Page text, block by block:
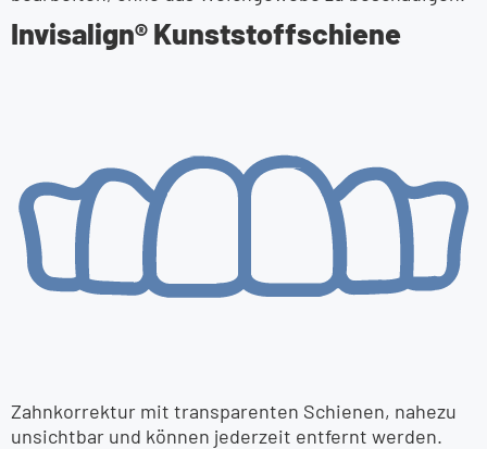
Invisalign® Kunststoff­schiene
Zahnkorrektur mit transparenten Schienen, nahezu
unsichtbar und können jederzeit entfernt werden.